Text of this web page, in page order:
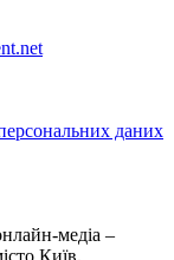
даних
медіа –
Київ,